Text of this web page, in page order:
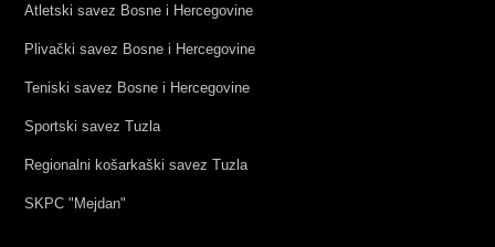
Atletski savez Bosne i Hercegovine
Plivački savez Bosne i Hercegovine
Teniski savez Bosne i Hercegovine
Sportski savez Tuzla
Regionalni košarkaški savez Tuzla
SKPC "Mejdan"